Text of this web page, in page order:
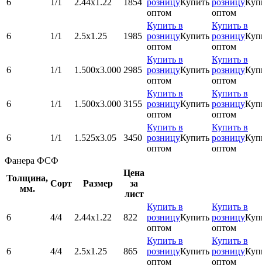
6 1/1 2.44х1.22 1854 розницуКупить
оптом
розницу
оптом
6 1/1 2.5х1.25 1985
Купить в
розницуКупить
оптом
Купить в
розницу
оптом
6 1/1 1.500x3.000 2985
Купить в
розницуКупить
оптом
Купить в
розницу
оптом
6 1/1 1.500x3.000 3155
Купить в
розницуКупить
оптом
Купить в
розницу
оптом
6 1/1 1.525х3.05 3450
Купить в
розницуКупить
оптом
Купить в
розницу
оптом
Фанера ФСФ
Толщина,
мм.
Сорт Размер
Цена
за
лист
6 4/4 2.44х1.22 822
Купить в
розницуКупить
оптом
Купить в
розницу
оптом
6 4/4 2.5х1.25 865
Купить в
розницуКупить
оптом
Купить в
розницу
оптом